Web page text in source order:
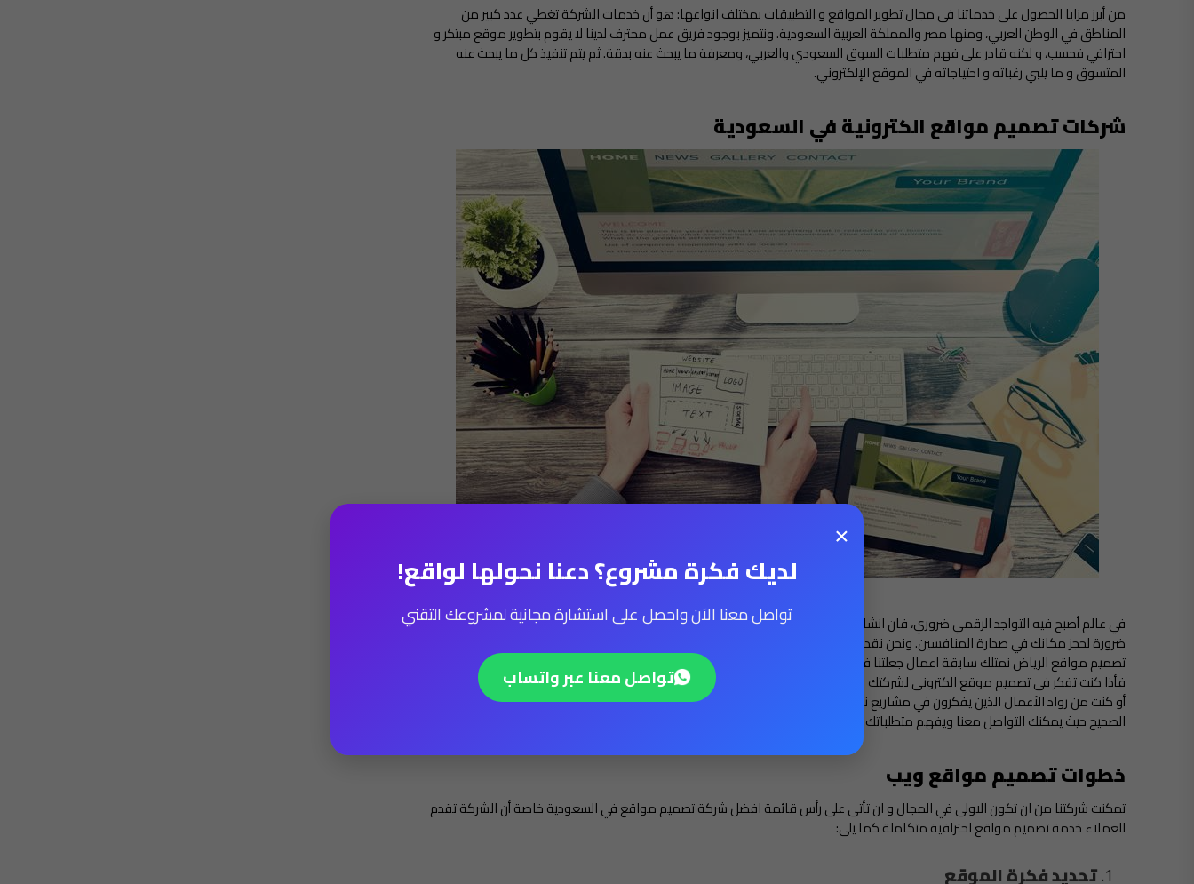
×
لديك فكرة مشروع؟ دعنا نحولها لواقع!
تواصل معنا الآن واحصل على استشارة مجانية لمشروعك التقني
تواصل معنا عبر واتساب
من أبرز مزايا الحصول على خدماتنا فى مجال تطوير المواقع و التطبيقات بمختلف انواعها: هو أن خدمات الشركة تغطي عدد كبير من
المناطق في الوطن العربي، ومنها مصر والمملكة العربية السعودية. ونتميز بوجود فريق عمل محترف لدينا لا يقوم بتطوير موقع مبتكر و
احترافي فحسب، و لكنه قادر على فهم متطلبات السوق السعودي والعربي، ومعرفة ما يبحث عنه بدقة. ثم يتم تنفيذ كل ما يبحث عنه
المتسوق و ما يلبي رغباته و احتياجاته في الموقع الإلكتروني.
شركات تصميم مواقع الكترونية في السعودية
في عالم أصبح فيه التواجد الرقمي ضروري، فان انشاء و تصميم مواقع الكترونية​لم يعد رفاهية يمكنك الاستغناء عنها، بل اصبح
ضرورة لحجز مكانك في صدارة المنافسين. ونحن نقدم مجموعة من خدمات تصميم مواقع الويب في مصر والسعودية، ونحن افضل شركة
تصميم مواقع الرياض​ نمتلك سابقة اعمال جعلتنا فى مقدمة شركات تصميم المواقع في الوطن العربي.
فأذا كنت تفكر فى تصميم موقع الكترونى لشركتك او مؤسستك او طبيب و تبحث عن شركة تصميم موقع طبي لعيادتك او مركزك الطبي
أو كنت من رواد الأعمال الذين يفكرون في مشاريع ناجحة او كنت تمتلك شركة سياحية وتريد الاستثمار في مشروعك، فأنت هنا فى المكان
الصحيح حيث يمكنك التواصل معنا ويفهم متطلباتك واهدافك ثم تصميم موقع الكترونى يلبي احتياجاتك.
خطوات تصميم مواقع ويب
تمكنت شركتنا من ان تكون الاولى في المجال و ان تأتى على رأس قائمة افضل شركة تصميم مواقع في السعودية خاصة أن الشركة تقدم
للعملاء خدمة تصميم مواقع احترافية متكاملة كما يلى:
تحديد فكرة الموقع